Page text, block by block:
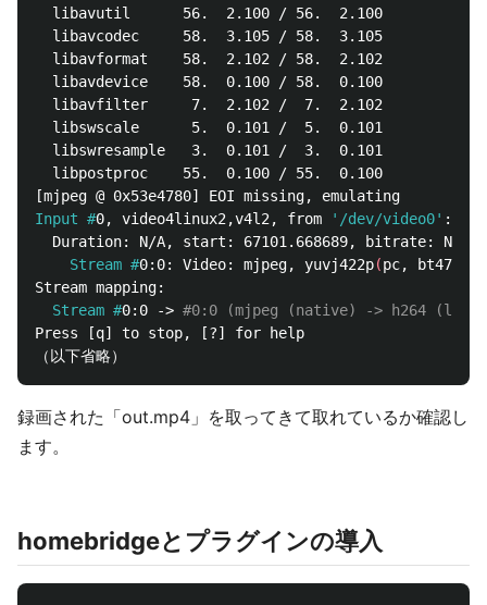
  libavutil      56.  2.100 / 56.  2.100
  libavcodec     58.  3.105 / 58.  3.105
  libavformat    58.  2.102 / 58.  2.102
  libavdevice    58.  0.100 / 58.  0.100
  libavfilter     7.  2.102 /  7.  2.102
  libswscale      5.  0.101 /  5.  0.101
  libswresample   3.  0.101 /  3.  0.101
  libpostproc    55.  0.100 / 55.  0.100
Input #0, video4linux2,v4l2, from '/dev/video0'
    Stream #
0:0: Video: mjpeg, yuvj422p(pc, bt470bg/
  Stream #
0:0 -> #0:0 (mjpeg (native) -> h264
Press [q] to stop, [?] for help
録画された「out.mp4」を取ってきて取れているか確認し
ます。
homebridgeとプラグインの導入